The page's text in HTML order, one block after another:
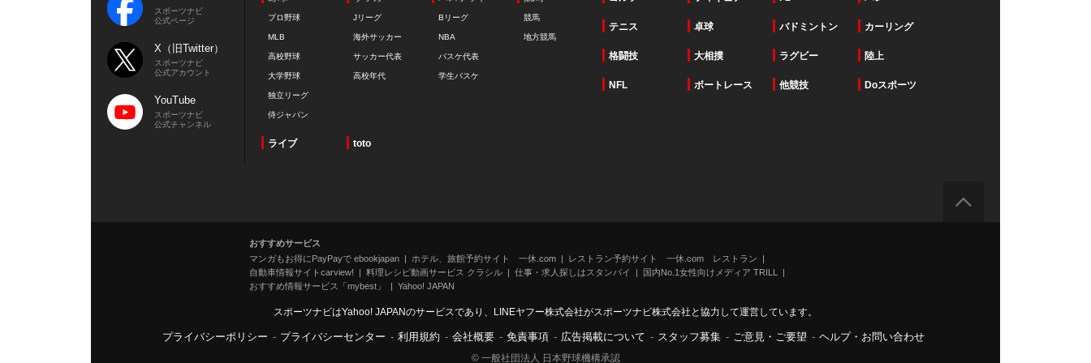
スポーツナビ
公式ページ
X（旧Twitter）
スポーツナビ
公式アカウント
YouTube
スポーツナビ
公式チャンネル
プロ野球
MLB
高校野球
大学野球
独立リーグ
侍ジャパン
Jリーグ
海外サッカー
サッカー代表
高校年代
Bリーグ
NBA
バスケ代表
学生バスケ
競馬
地方競馬
テニス 卓球 バドミントン カーリング
格闘技 大相撲 ラグビー 陸上
NFL ボートレース 他競技 Doスポーツ
ライブ toto
おすすめサービス
マンガもお得にPayPayで ebookjapan
ホテル、旅館予約サイト 一休.com
レストラン予約サイト 一休.com レストラン
自動車情報サイトcarview!
料理レシピ動画サービス クラシル 仕事・求人探しはスタンバイ
国内No.1女性向けメディア TRILL
おすすめ情報サービス「mybest」
Yahoo! JAPAN
スポーツナビはYahoo! JAPANのサービスであり、LINEヤフー株式会社がスポーツナビ株式会社と協力して運営しています。
プライバシーポリシー - プライバシーセンター - 利用規約 - 会社概要 - 免責事項 - 広告掲載について - スタッフ募集 - ご意見・ご要望 - ヘルプ・お問い合わせ
© 一般社団法人 日本野球機構承認